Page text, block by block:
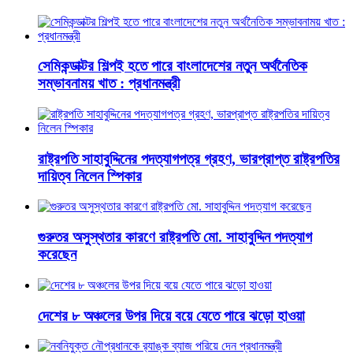
সেমিকন্ডাক্টর শিল্পই হতে পারে বাংলাদেশের নতুন অর্থনৈতিক
সম্ভাবনাময় খাত : প্রধানমন্ত্রী
রাষ্ট্রপতি সাহাবুদ্দিনের পদত্যাগপত্র গ্রহণ, ভারপ্রাপ্ত রাষ্ট্রপতির
দায়িত্ব নিলেন স্পিকার
গুরুতর অসুস্থতার কারণে রাষ্ট্রপতি মো. সাহাবুদ্দিন পদত্যাগ
করেছেন
দেশের ৮ অঞ্চলের উপর দিয়ে বয়ে যেতে পারে ঝড়ো হাওয়া